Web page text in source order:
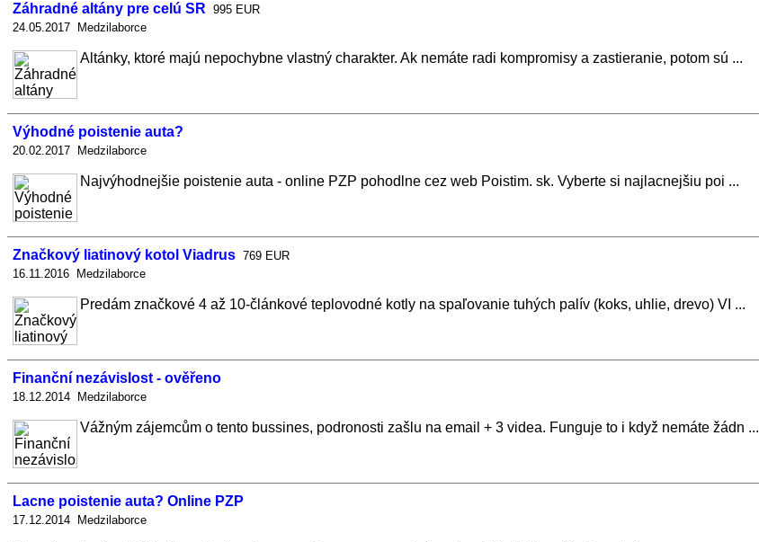
Záhradné altány pre celú SR 995 EUR
24.05.2017 Medzilaborce
Altánky, ktoré majú nepochybne vlastný charakter. Ak nemáte radi kompromisy a zastieranie, potom sú ...
Výhodné poistenie auta?
20.02.2017 Medzilaborce
Najvýhodnejšie poistenie auta - online PZP pohodlne cez web Poistim. sk. Vyberte si najlacnejšiu poi ...
Značkový liatinový kotol Viadrus 769 EUR
16.11.2016 Medzilaborce
Predám značkové 4 až 10-článkové teplovodné kotly na spaľovanie tuhých palív (koks, uhlie, drevo) VI ...
Finanční nezávislost - ověřeno
18.12.2014 Medzilaborce
Vážným zájemcům o tento bussines, podronosti zašlu na email + 3 videa. Funguje to i když nemáte žádn ...
Lacne poistenie auta? Online PZP
17.12.2014 Medzilaborce